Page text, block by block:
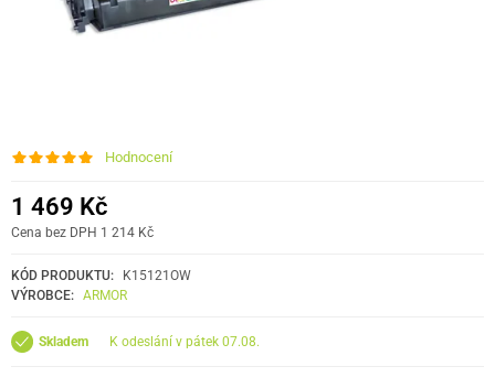
Hodnocení
1 469 Kč
Cena bez DPH 1 214 Kč
KÓD PRODUKTU:
K15121OW
VÝROBCE: ARMOR
Skladem k odeslání v pátek 07.08.